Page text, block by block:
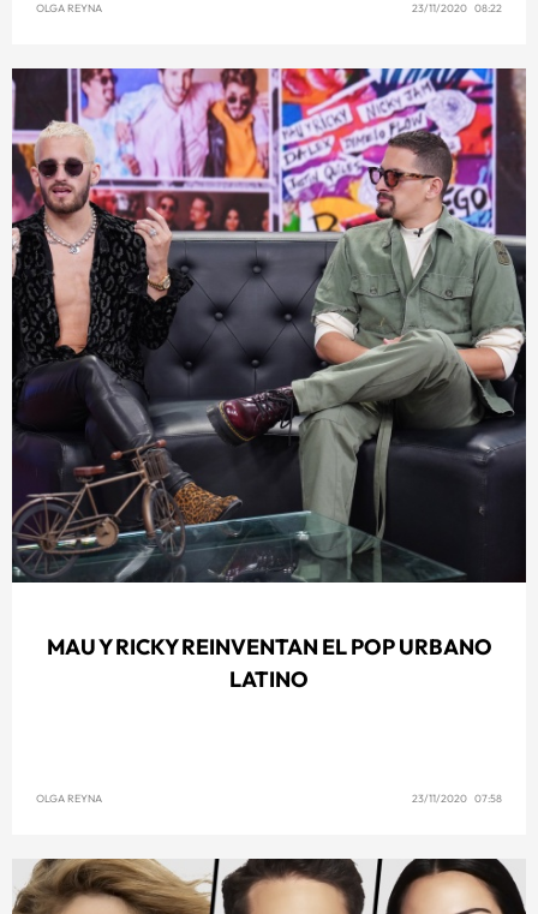
OLGA REYNA 23/11/2020 08:22
MAU Y RICKY REINVENTAN EL POP URBANO
LATINO
OLGA REYNA 23/11/2020 07:58